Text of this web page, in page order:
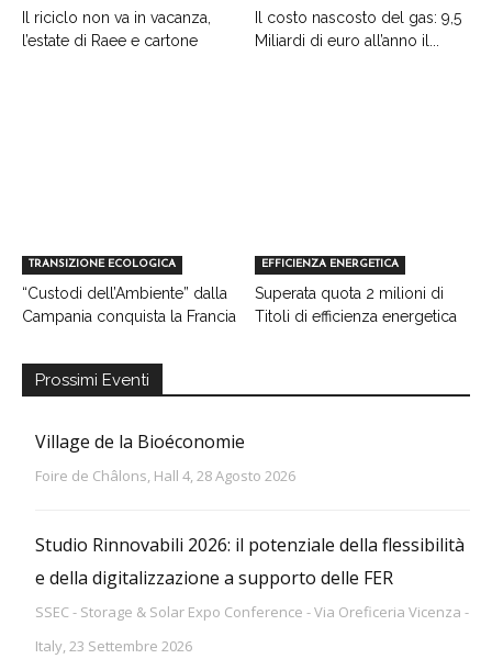
Il riciclo non va in vacanza,
l’estate di Raee e cartone
Il costo nascosto del gas: 9,5
Miliardi di euro all’anno il...
TRANSIZIONE ECOLOGICA
“Custodi dell’Ambiente” dalla
Campania conquista la Francia
EFFICIENZA ENERGETICA
Superata quota 2 milioni di
Titoli di efficienza energetica
Prossimi Eventi
Village de la Bioéconomie
Foire de Châlons, Hall 4, 28 Agosto 2026
Studio Rinnovabili 2026: il potenziale della flessibilità
e della digitalizzazione a supporto delle FER
SSEC - Storage & Solar Expo Conference - Via Oreficeria Vicenza -
Italy, 23 Settembre 2026